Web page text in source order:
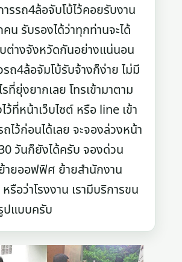
รรถ4ล้อจับโบ้ไว้คอยรับงาน
น รับรองได้ว่าทุกท่านจะได้
ต่างจังหวัดกันอย่างแน่นอน
ถ4ล้อจัมโบ้รับจ้างก็ง่าย ไม่มี
ที่ยุ่งยากเลย โทรเข้ามาตาม
ว้ที่หน้าเว็บไซต์ หรือ line เข้า
ไว้ก่อนได้เลย จะจองล่วงหน้า
วันก็ยังได้ครับ จองด่วน
ายออฟฟิศ ย้ายสำนักงาน
รือว่าโรงงาน เรามีบริการขน
ปแบบครับ